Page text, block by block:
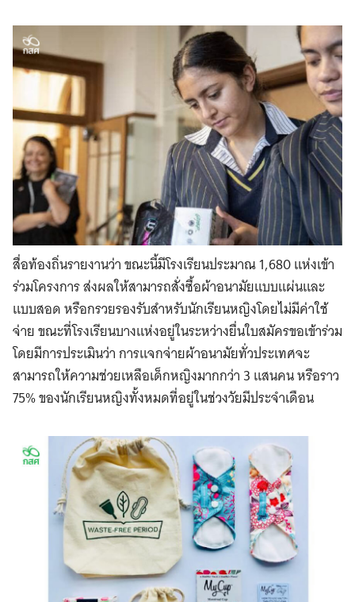
สื่อท้องถิ่นรายงานว่า ขณะนี้มีโรงเรียนประมาณ 1,680 แห่งเข้า
ร่วมโครงการ ส่งผลให้สามารถสั่งซื้อผ้าอนามัยแบบแผ่นและ
แบบสอด หรือกรวยรองรับสำหรับนักเรียนหญิงโดยไม่มีค่าใช้
จ่าย ขณะที่โรงเรียนบางแห่งอยู่ในระหว่างยื่นใบสมัครขอเข้าร่วม
โดยมีการประเมินว่า การแจกจ่ายผ้าอนามัยทั่วประเทศจะ
สามารถให้ความช่วยเหลือเด็กหญิงมากกว่า 3 แสนคน หรือราว
75% ของนักเรียนหญิงทั้งหมดที่อยู่ในช่วงวัยมีประจำเดือน